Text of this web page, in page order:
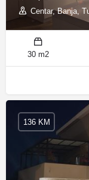
Centar, Banja,
30 m2
136 KM